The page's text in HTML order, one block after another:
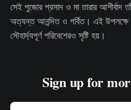
সেই পুজোর প্রসাদ ও মা তারার আশীর্বাদ
অত্যন্ত আনন্দিত ও গর্বিত। এই উপলক্ষে
সৌহার্দ্যপূর্ণ পরিবেশেরও সৃষ্টি হয়।
Sign up for